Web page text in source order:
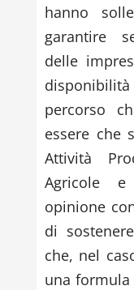
hanno
garantire
delle
percorso
essere che
Attività
Agricole e
opinione
di
che, nel
una